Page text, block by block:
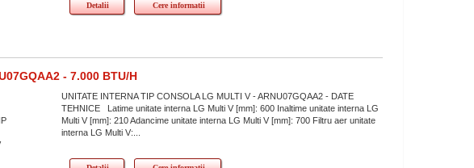
Detalii Cere informatii
- 7.000 BTU/H
UNITATE INTERNA TIP CONSOLA LG MULTI V - ARNU07GQAA2 - DATE
TEHNICE Latime unitate interna LG Multi V [mm]: 600 Inaltime unitate interna LG
Multi V [mm]: 210 Adancime unitate interna LG Multi V [mm]: 700 Filtru aer unitate
interna LG Multi V:...